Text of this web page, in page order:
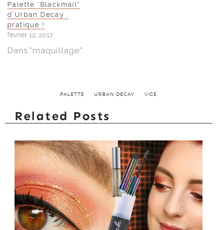
Palette “Blackmail”
d’Urban Decay :
pratique !
février 12, 2017
Dans "maquillage"
PALETTE URBAN DECAY VICE
Related Posts